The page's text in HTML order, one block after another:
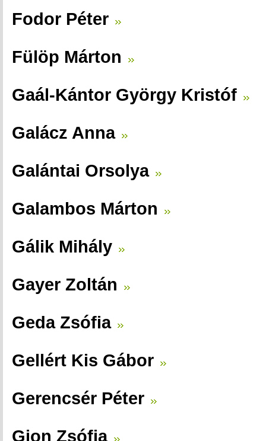
Fodor Péter
Fülöp Márton
Gaál-Kántor György Kristóf
Galácz Anna
Galántai Orsolya
Galambos Márton
Gálik Mihály
Gayer Zoltán
Geda Zsófia
Gellért Kis Gábor
Gerencsér Péter
Gion Zsófia